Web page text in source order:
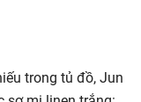
trong tủ đồ, Jun